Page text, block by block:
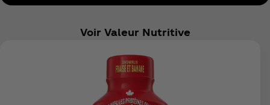
Voir Valeur Nutritive